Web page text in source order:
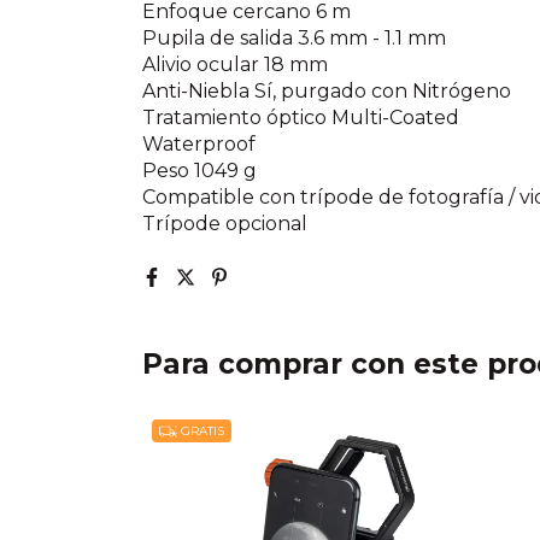
Enfoque cercano 6 m
Pupila de salida 3.6 mm - 1.1 mm
Alivio ocular 18 mm
Anti-Niebla Sí, purgado con Nitrógeno
Tratamiento óptico Multi-Coated
Waterproof
Peso 1049 g
Compatible con trípode de fotografía /
Trípode opcional
Para comprar con este
GRATIS